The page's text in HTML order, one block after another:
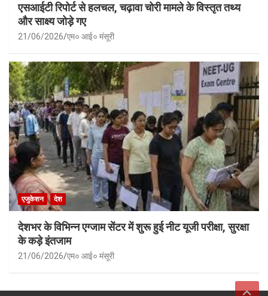
एसआईटी रिपोर्ट से हलचल, चढ़ावा चोरी मामले के विस्तृत तथ्य
और साक्ष्य जोड़े गए
21/06/2026 एम० आई० मंसूरी
एजुकेशन देश
देशभर के विभिन्न एग्जाम सेंटर में शुरू हुई नीट यूजी परीक्षा, सुरक्षा
के कड़े इंतजाम
21/06/2026 एम० आई० मंसूरी